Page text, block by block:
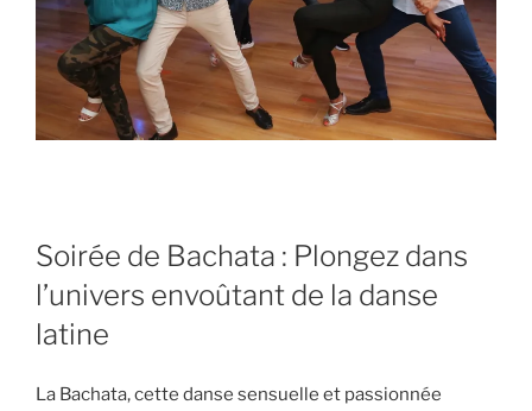
Soirée de Bachata : Plongez dans
l’univers envoûtant de la danse
latine
La Bachata, cette danse sensuelle et passionnée